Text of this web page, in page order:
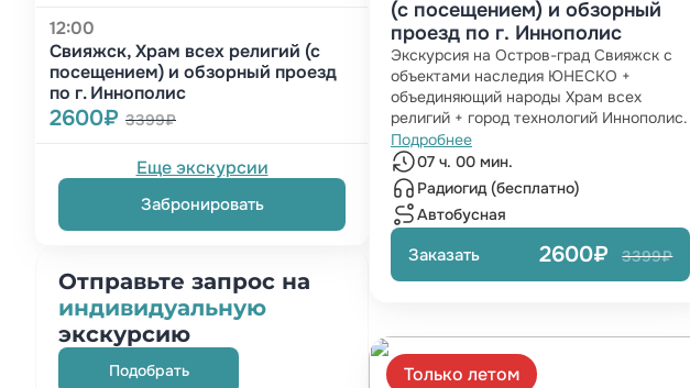
12:00
Свияжск, Храм всех религий (с
посещением) и обзорный проезд
по г. Иннополис
2600₽ 3399₽
Еще экскурсии
Забронировать
Отправьте запрос на
индивидуальную
экскурсию
Подобрать
(с посещением) и обзорный
проезд по г. Иннополис
Экскурсия на Остров-град Свияжск с
объектами наследия ЮНЕСКО +
объединяющий народы Храм всех
религий + город технологий Иннополис.
Подробнее
07 ч. 00 мин.
Радиогид (бесплатно)
Автобусная
Заказать 2600₽ 3399₽
Только летом